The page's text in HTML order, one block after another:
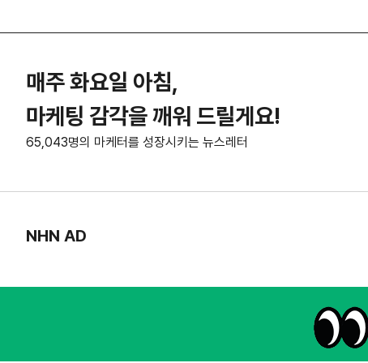
매주 화요일 아침,
마케팅 감각을 깨워 드릴게요!
65,043명의 마케터를 성장시키는 뉴스레터
NHN AD